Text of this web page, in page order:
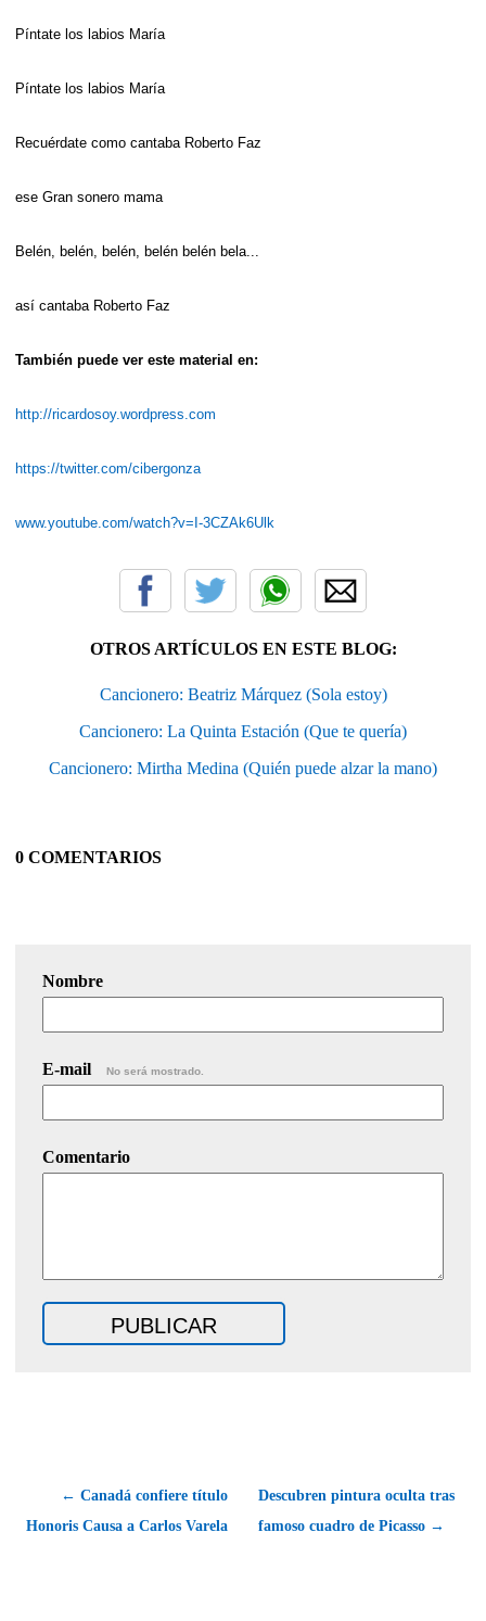
Píntate los labios María
Píntate los labios María
Recuérdate como cantaba Roberto Faz
ese Gran sonero mama
Belén, belén, belén, belén belén bela...
así cantaba Roberto Faz
También puede ver este material en:
http://ricardosoy.wordpress.com
https://twitter.com/cibergonza
www.youtube.com/watch?v=I-3CZAk6Ulk
OTROS ARTÍCULOS EN ESTE BLOG:
Cancionero: Beatriz Márquez (Sola estoy)
Cancionero: La Quinta Estación (Que te quería)
Cancionero: Mirtha Medina (Quién puede alzar la mano)
0 COMENTARIOS
Nombre
E-mail No será mostrado.
Comentario
← Canadá confiere título
Honoris Causa a Carlos Varela
Descubren pintura oculta tras
famoso cuadro de Picasso →